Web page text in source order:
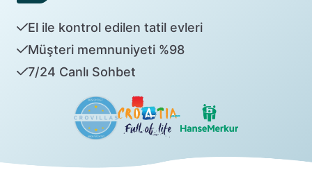
El ile kontrol edilen tatil evleri
Müşteri memnuniyeti %98
7/24 Canlı Sohbet